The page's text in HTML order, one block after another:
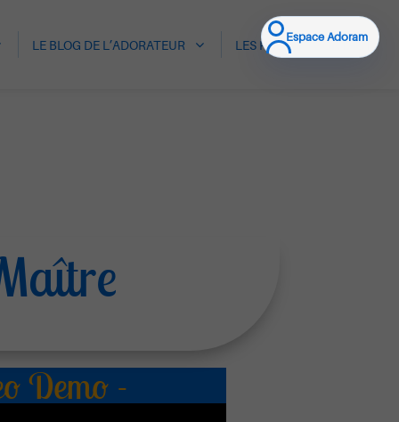
LE BLOG DE L’ADORATEUR LES HALI CONTACT
Demo -
Espace Adoram